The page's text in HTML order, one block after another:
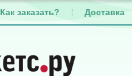
Как заказать? Доставка